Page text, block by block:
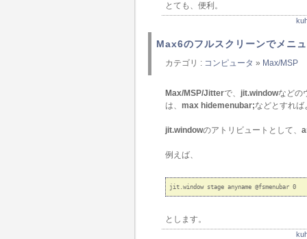
とても、便利。
Max6のフルスクリーンでメニ
カテゴリ : コンピュータ » Max/MSP
Max/MSP/Jitterで、 jit.windowなどの
は、 max hidemenubar;などとすれ
jit.windowのアトリビュートとして、
例えば、
とします。